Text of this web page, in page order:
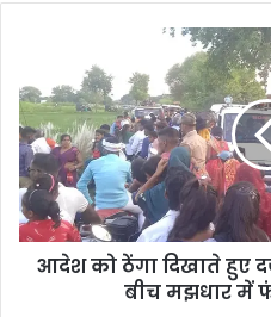
आदेश को ठेंगा दिखाते हुए
बीच मझधार में